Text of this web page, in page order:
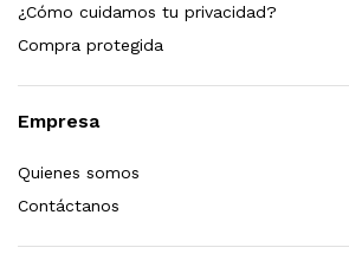
¿Cómo cuidamos tu privacidad?
Compra protegida
Empresa
Quienes somos
Contáctanos